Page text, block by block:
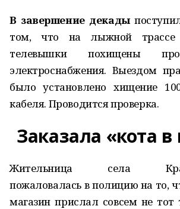
В завершение декады
том, что на лыжной трассе
телевышки похищены
электроснабжения. Выездом
было установлено хищение
кабеля. Проводится проверка.
Заказала «кота
Жительница села
пожаловалась в полицию на то,
магазин прислал совсем не тот